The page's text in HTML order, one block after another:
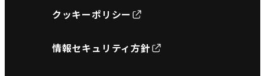
クッキーポリシー
情報セキュリティ方針